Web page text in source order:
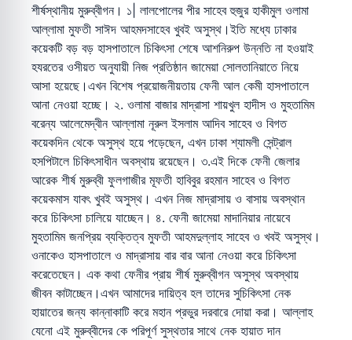
শীর্ষস্থানীয় মুরুব্বীগন। ১| লালপোলের পীর সাহেব হুজুর হাকীমুল ওলামা
আল্লামা মুফতী সাঈদ আহমদসাহেব খুবই অসুস্থ।ইতি মধ্যে ঢাকার
কয়েকটি বড় বড় হাসপাতালে চিকিৎসা শেষে আশনিরুপ উন্নতি না হওয়াই
হযরতের ওসীয়ত অনুযায়ী নিজ প্রতিষ্ঠান জামেয়া সোলতানিয়াতে নিয়ে
আসা হয়েছে।এখন বিশেষ প্রয়োজনীয়তায় ফেনী আল কেমী হাসপাতালে
আনা নেওয়া হচ্ছে। ২. ওলামা বাজার মাদ্রাসা শায়খুল হাদীস ও মুহতামিম
বরেন্য আলেমেদ্বীন আল্লামা নূরুল ইসলাম আদিব সাহেব ও বিগত
কয়েকদিন থেকে অসুস্থ হয়ে পড়েছেন, এখন ঢাকা শ্যামলী সেন্ট্রাল
হসপিটালে চিকিৎসাধীন অবস্থায় রয়েছেন। ৩.এই দিকে ফেনী জেলার
আরেক শীর্ষ মুরুব্বী ফুলগাজীর মূফতী হাবিবুর রহমান সাহেব ও বিগত
কয়েকমাস যাবৎ খুবই অসুস্থ। এখন নিজ মাদ্রাসায় ও বাসায় অবস্থান
করে চিকিৎসা চালিয়ে যাচ্ছেন। ৪. ফেনী জামেয়া মাদানিয়ার নায়েবে
মুহতামিম জনপ্রিয় ব্যক্তিত্ব মুফতী আহমদুল্লাহ সাহেব ও খবই অসুস্থ।
ওনাকেও হাসপাতালে ও মাদ্রাসায় বার বার আনা নেওয়া করে চিকিৎসা
করেতেছেন। এক কথা ফেনীর প্রায় শীর্ষ মুরুব্বীগন অসুস্থ অবস্থায়
জীবন কাটাচ্ছেন।এখন আমাদের দায়িত্ব হল তাদের সুচিকিৎসা নেক
হায়াতের জন্য কান্নাকাটি করে মহান প্রভুর দরবারে দোয়া করা। আল্লাহ
যেনো এই মুরুব্বীদের কে পরিপূর্ণ সুস্থতার সাথে নেক হায়াত দান